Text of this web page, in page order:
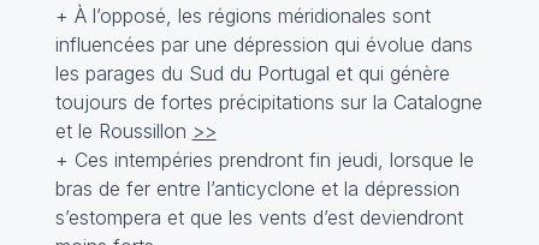
+ À l’opposé, les régions méridionales sont
influencées par une dépression qui évolue dans
les parages du Sud du Portugal et qui génère
toujours de fortes précipitations sur la Catalogne
et le Roussillon >>
+ Ces intempéries prendront fin jeudi, lorsque le
bras de fer entre l’anticyclone et la dépression
s’estompera et que les vents d’est deviendront